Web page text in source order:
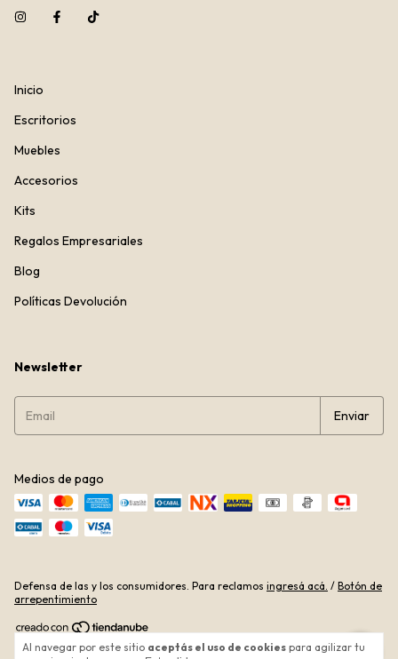
Al navegar por este sitio aceptás el uso de cookies para agilizar tu
Inicio
Escritorios
Muebles
Accesorios
Kits
Regalos Empresariales
Blog
Políticas Devolución
Newsletter
Medios de pago
Defensa de las y los consumidores. Para reclamos ingresá acá. / Botón de
arrepentimiento
Copyright WooX - 2026. Todos los derechos reservados.